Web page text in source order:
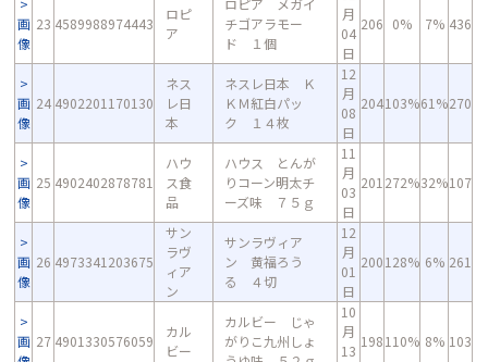
画
像
23 4589988974443
ロピ
ア
ロピア メガイ
チゴアラモー
ド １個
月
04
日
206 0% 7% 436
画
像
24 4902201170130
ネス
レ日
本
ネスレ日本 Ｋ
ＫＭ紅白パッ
ク １４枚
12
月
08
日
204103%61%270
画
像
25 4902402878781
ハウ
ス食
品
ハウス とんが
りコーン明太チ
ーズ味 ７５ｇ
11
月
03
日
201 272%32%107
画
像
26 4973341203675
サン
ラヴ
ィア
ン
サンラヴィア
ン 黄福ろう
る ４切
12
月
01
日
200128% 6% 261
画 27 4901330576059
カル
ビー
カルビー じゃ
がりこ九州しょ
10
月
13
198110% 8% 103